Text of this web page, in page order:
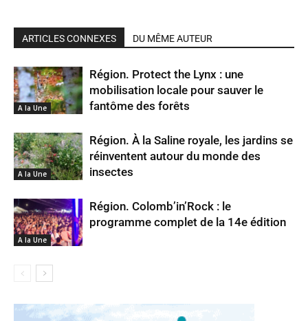
ARTICLES CONNEXES DU MÊME AUTEUR
A la Une
Région. Protect the Lynx : une
mobilisation locale pour sauver le
fantôme des forêts
A la Une
Région. À la Saline royale, les jardins se
réinventent autour du monde des
insectes
A la Une
Région. Colomb’in’Rock : le
programme complet de la 14e édition